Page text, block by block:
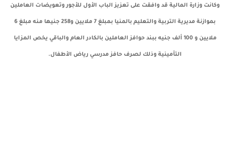
وكانت وزارة المالية قد وافقت على تعزيز الباب الأول للأجور وتعويضات العاملين
بموازنة مديرية التربية والتعليم بالمنيا بمبلغ 7 ملايين و258 جنيها منه مبلغ 6
ملايين و 100 ألف جنيه ببند حوافز العاملين بالكادر العام والباقي يخص المزايا
التأمينية وذلك لصرف حافز مدرسي رياض الأطفال.